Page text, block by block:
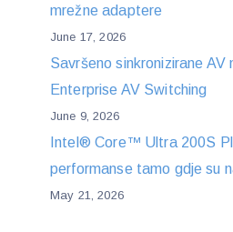
mrežne adaptere
June 17, 2026
Savršeno sinkronizirane AV
Enterprise AV Switching
June 9, 2026
Intel® Core™ Ultra 200S
performanse tamo gdje su
May 21, 2026